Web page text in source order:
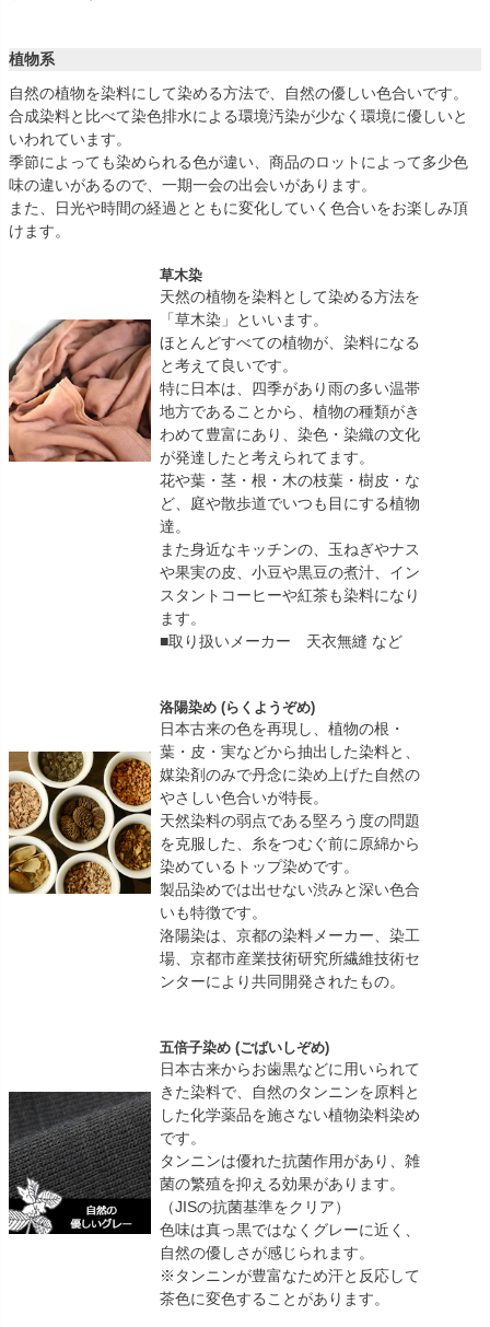
植物系
自然の植物を染料にして染める方法で、自然の優しい色合いです。
合成染料と比べて染色排水による環境汚染が少なく環境に優しいと
いわれています。
季節によっても染められる色が違い、商品のロットによって多少色
味の違いがあるので、一期一会の出会いがあります。
また、日光や時間の経過とともに変化していく色合いをお楽しみ頂
けます。
草木染
天然の植物を染料として染める方法を
「草木染」といいます。
ほとんどすべての植物が、染料になる
と考えて良いです。
特に日本は、四季があり雨の多い温帯
地方であることから、植物の種類がき
わめて豊富にあり、染色・染織の文化
が発達したと考えられてます。
花や葉・茎・根・木の枝葉・樹皮・な
ど、庭や散歩道でいつも目にする植物
達。
また身近なキッチンの、玉ねぎやナス
や果実の皮、小豆や黒豆の煮汁、イン
スタントコーヒーや紅茶も染料になり
ます。
■取り扱いメーカー 天衣無縫 など
洛陽染め (らくようぞめ)
日本古来の色を再現し、植物の根・
葉・皮・実などから抽出した染料と、
媒染剤のみで丹念に染め上げた自然の
やさしい色合いが特長。
天然染料の弱点である堅ろう度の問題
を克服した、糸をつむぐ前に原綿から
染めているトップ染めです。
製品染めでは出せない渋みと深い色合
いも特徴です。
洛陽染は、京都の染料メーカー、染工
場、京都市産業技術研究所繊維技術セ
ンターにより共同開発されたもの。
五倍子染め (ごばいしぞめ)
日本古来からお歯黒などに用いられて
きた染料で、自然のタンニンを原料と
した化学薬品を施さない植物染料染め
です。
タンニンは優れた抗菌作用があり、雑
菌の繁殖を抑える効果があります。
（JISの抗菌基準をクリア）
色味は真っ黒ではなくグレーに近く、
自然の優しさが感じられます。
※タンニンが豊富なため汗と反応して
茶色に変色することがあります。